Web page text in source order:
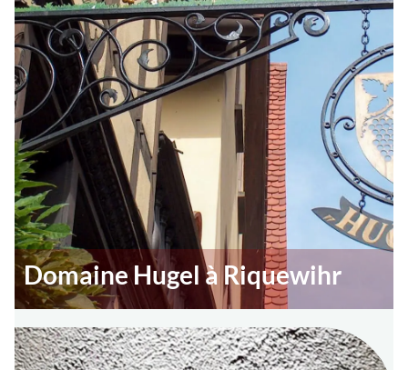
Domaine Hugel à Riquewihr